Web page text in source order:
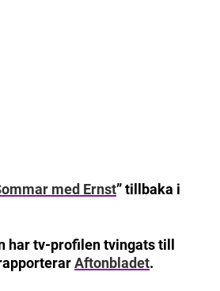
med Ernst” tillbaka i
har tv-profilen tvingats till
Aftonbladet.